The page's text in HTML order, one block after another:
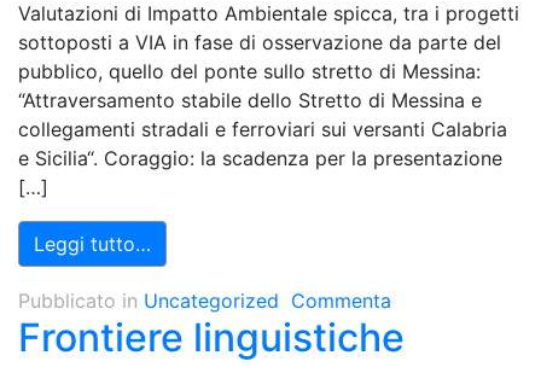
Valutazioni di Impatto Ambientale spicca, tra i progetti
sottoposti a VIA in fase di osservazione da parte del
pubblico, quello del ponte sullo stretto di Messina:
“Attraversamento stabile dello Stretto di Messina e
collegamenti stradali e ferroviari sui versanti Calabria
e Sicilia“. Coraggio: la scadenza per la presentazione
[…]
Leggi tutto…
Pubblicato in Uncategorized Commenta
Frontiere linguistiche